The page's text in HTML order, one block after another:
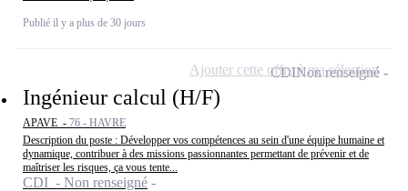
Publié il y a plus de 30 jours
Ingénieur calcul (H/F)
APAVE - 76 - HAVRE
Description du poste : Développer vos compétences au sein d'une équipe humaine et
dynamique, contribuer à des missions passionnantes permettant de prévenir et de
maîtriser les risques, ça vous tente...
CDI - Non renseigné
CDINon renseigné
Ajouter cette offre à ma sélection